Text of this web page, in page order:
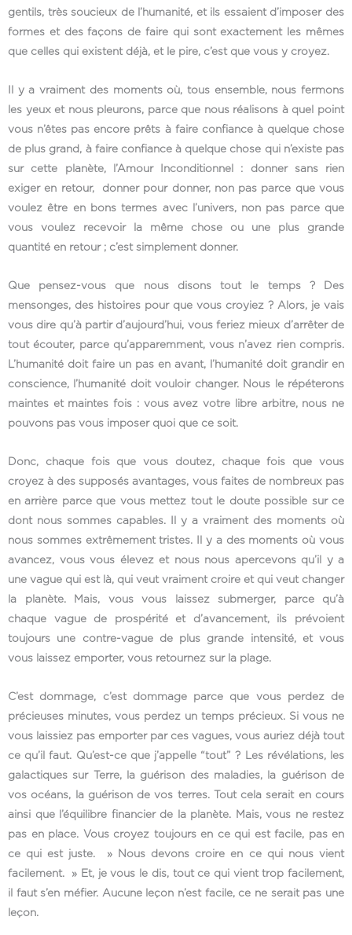
gentils, très soucieux de l’humanité, et ils essaient d’imposer des
formes et des façons de faire qui sont exactement les mêmes
que celles qui existent déjà, et le pire, c’est que vous y croyez.
Il y a vraiment des moments où, tous ensemble, nous fermons
les yeux et nous pleurons, parce que nous réalisons à quel point
vous n’êtes pas encore prêts à faire confiance à quelque chose
de plus grand, à faire confiance à quelque chose qui n’existe pas
sur cette planète, l’Amour Inconditionnel : donner sans rien
exiger en retour, donner pour donner, non pas parce que vous
voulez être en bons termes avec l’univers, non pas parce que
vous voulez recevoir la même chose ou une plus grande
quantité en retour ; c’est simplement donner.
Que pensez-vous que nous disons tout le temps ? Des
mensonges, des histoires pour que vous croyiez ? Alors, je vais
vous dire qu’à partir d’aujourd’hui, vous feriez mieux d’arrêter de
tout écouter, parce qu’apparemment, vous n’avez rien compris.
L’humanité doit faire un pas en avant, l’humanité doit grandir en
conscience, l’humanité doit vouloir changer. Nous le répéterons
maintes et maintes fois : vous avez votre libre arbitre, nous ne
pouvons pas vous imposer quoi que ce soit.
Donc, chaque fois que vous doutez, chaque fois que vous
croyez à des supposés avantages, vous faites de nombreux pas
en arrière parce que vous mettez tout le doute possible sur ce
dont nous sommes capables. Il y a vraiment des moments où
nous sommes extrêmement tristes. Il y a des moments où vous
avancez, vous vous élevez et nous nous apercevons qu’il y a
une vague qui est là, qui veut vraiment croire et qui veut changer
la planète. Mais, vous vous laissez submerger, parce qu’à
chaque vague de prospérité et d’avancement, ils prévoient
toujours une contre-vague de plus grande intensité, et vous
vous laissez emporter, vous retournez sur la plage.
C’est dommage, c’est dommage parce que vous perdez de
précieuses minutes, vous perdez un temps précieux. Si vous ne
vous laissiez pas emporter par ces vagues, vous auriez déjà tout
ce qu’il faut. Qu’est-ce que j’appelle “tout” ? Les révélations, les
galactiques sur Terre, la guérison des maladies, la guérison de
vos océans, la guérison de vos terres. Tout cela serait en cours
ainsi que l’équilibre financier de la planète. Mais, vous ne restez
pas en place. Vous croyez toujours en ce qui est facile, pas en
ce qui est juste. » Nous devons croire en ce qui nous vient
facilement. » Et, je vous le dis, tout ce qui vient trop facilement,
il faut s’en méfier. Aucune leçon n’est facile, ce ne serait pas une
leçon.